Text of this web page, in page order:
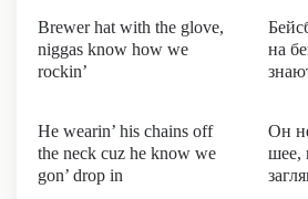
Brewer hat with the glove,
niggas know how we
rockin’
на
He wearin’ his chains off
the neck cuz he know we
gon’ drop in
Он
шее,